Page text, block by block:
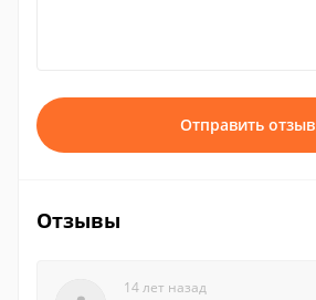
Отправить отзыв
Отзывы
14 лет назад